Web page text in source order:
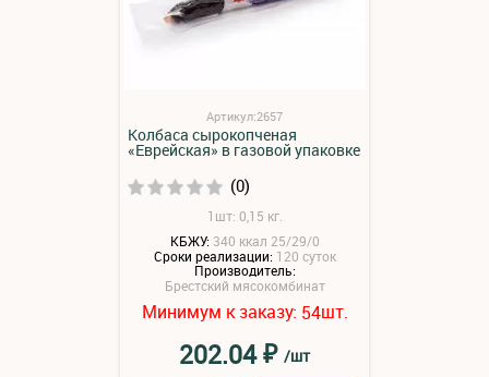
Артикул:2657
Колбаса сырокопченая
«Еврейская» в газовой упаковке
(0)
1шт: 0,15 кг.
КБЖУ: 340 ккал 25/29/0
Сроки реализации: 120 суток
Производитель:
Брестский мясокомбинат
Минимум к заказу: 54шт.
202.04₽ /шт